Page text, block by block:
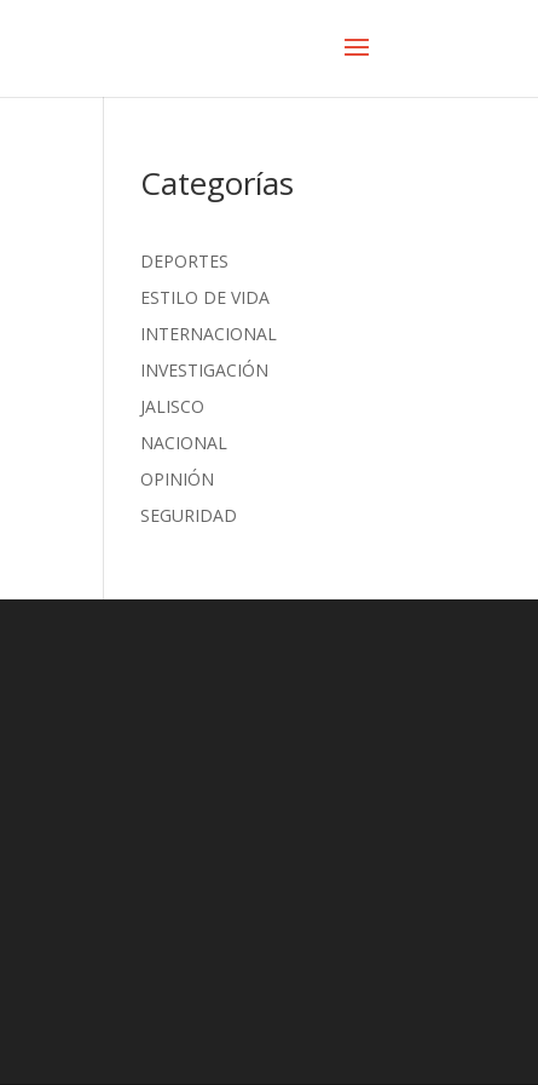
Categorías
DEPORTES
ESTILO DE VIDA
INTERNACIONAL
INVESTIGACIÓN
JALISCO
NACIONAL
OPINIÓN
SEGURIDAD